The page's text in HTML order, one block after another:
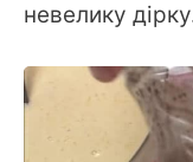
невелику